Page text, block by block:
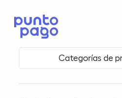
Categorías de